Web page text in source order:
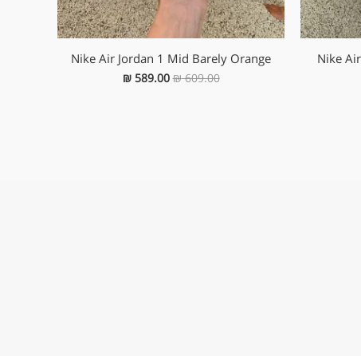
Nike
Nike Air Jordan 1 Mid Barely Orange
₪609.00
₪589.00